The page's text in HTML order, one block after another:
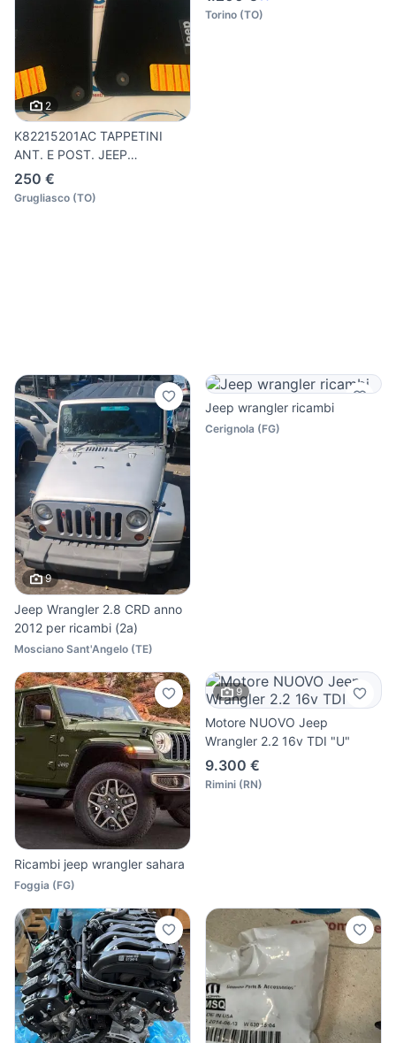
2
K82215201AC TAPPETINI
ANT. E POST. JEEP
WRANGLER O
250 €
Grugliasco (TO)
Torino (TO)
9
Jeep Wrangler 2.8 CRD anno
2012 per ricambi (2a)
Mosciano Sant'Angelo (TE)
Jeep wrangler ricambi
Cerignola (FG)
Ricambi jeep wrangler sahara
Foggia (FG)
9
Motore NUOVO Jeep
Wrangler 2.2 16v TDI "U"
9.300 €
Rimini (RN)